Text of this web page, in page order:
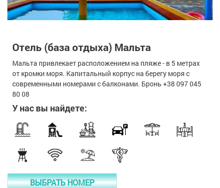
Отель (база отдыха) Мальта
Мальта привлекает расположением на пляже - в 5 метрах
от кромки моря. Капитальный корпус на берегу моря с
современными номерами с балконами. Бронь +38 097 045
80 08
У нас вы найдете:
ВЫБРАТЬ НОМЕР